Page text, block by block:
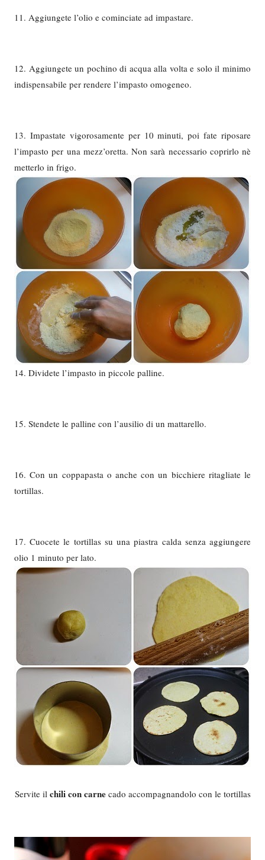
11. Aggiungete l’olio e cominciate ad impastare.
12. Aggiungete un pochino di acqua alla volta e solo il minimo
indispensabile per rendere l’impasto omogeneo.
13. Impastate vigorosamente per 10 minuti, poi fate riposare
l’impasto per una mezz’oretta. Non sarà necessario coprirlo nè
metterlo in frigo.
14. Dividete l’impasto in piccole palline.
15. Stendete le palline con l’ausilio di un mattarello.
16. Con un coppapasta o anche con un bicchiere ritagliate le
tortillas.
17. Cuocete le tortillas su una piastra calda senza aggiungere
olio 1 minuto per lato.
Servite il chili con carnecado accompagnandolo con le tortillas